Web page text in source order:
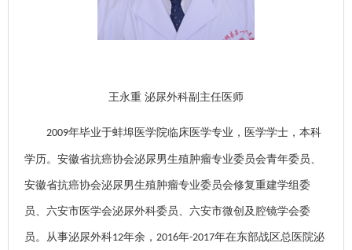
王永重 泌尿外科副主任医师
2009年毕业于蚌埠医学院临床医学专业，医学学士，本科
学历。安徽省抗癌协会泌尿男生殖肿瘤专业委员会青年委员、
安徽省抗癌协会泌尿男生殖肿瘤专业委员会修复重建学组委
员、六安市医学会泌尿外科委员、六安市微创及腔镜学会委
员。从事泌尿外科12年余， 2016年-2017年在东部战区总医院泌